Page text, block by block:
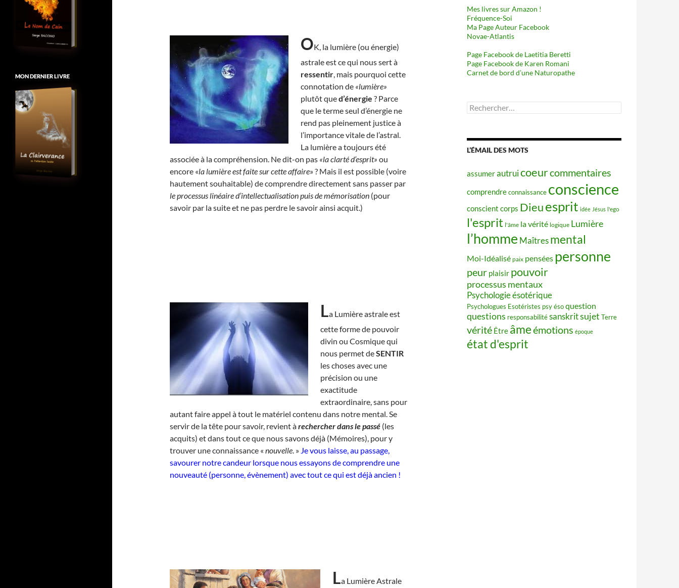
OK, la lumière (ou énergie)
astrale est ce qui nous sert à
ressentir, mais pourquoi cette
connotation de «lumière»
plutôt qued’énergie ? Parce
que le terme seul d’énergie ne
rend pas pleinement justice à
l’importance vitale de l’astral.
La lumière a toujours été
associée à la compréhension. Ne dit-on pas «la clarté d’esprit» ou
encore «la lumière est faite sur cette affaire» ? Mais il est possible (voire
hautement souhaitable) de comprendre directement sans passer par
le processus linéaire d’intellectualisation puis de mémorisation (pour
savoir par la suite et ne pas perdre le savoir ainsi acquit.)
La Lumière astrale est
cette forme de pouvoir
divin ou Cosmique qui
nous permet deSENTIR
les choses avec une
précision ou une
exactitude
extraordinaire, sans pour
autant faire appel à tout le matériel contenu dans notre mental. Se
servir de la tête pour savoir, revient àrechercher dans le passé (les
acquits) et dans tout ce que nous savons déjà (Mémoires), pour y
trouver une connaissance « nouvelle. » Je vous laisse, au passage,
savourer notre candeur lorsque nous essayons de comprendre une
nouveauté (personne, évènement) avec tout ce qui est déjà ancien !
La Lumière Astrale
Mes livres sur Amazon !
Fréquence-Soi
Ma Page Auteur Facebook
Novae-Atlantis
Page Facebook de Laetitia Beretti
Page Facebook de Karen Romani
Carnet de bord d’une Naturopathe
Rechercher :
L’ÉMAIL DES MOTS
assumerautruicoeurcommentaires
comprendreconnaissance conscience
conscient corps Dieuesprit idée Jésus l'ego
l'esprit l'âme la vérité logique Lumière
l’homme Maîtres mental
Moi-Idéalisé paix pensées personne
peur plaisir pouvoir
processus mentaux
Psychologie ésotérique
Psychologues Esotéristes psy ésoquestion
questions responsabilitésanskritsujet Terre
vérité Être âmeémotions époque
état d'esprit
MON DERNIER LIVRE